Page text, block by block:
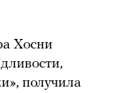
Хосни
получила